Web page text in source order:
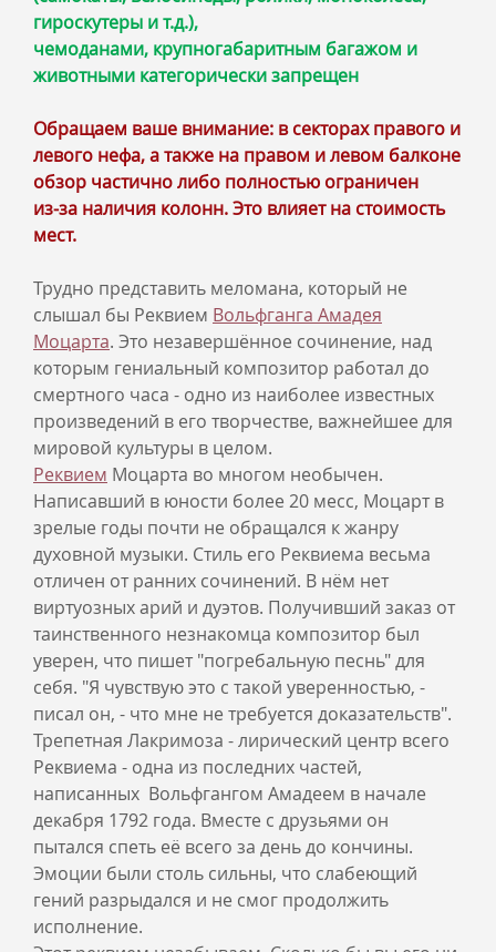
гироскутеры и т.д.),
чемоданами, крупногабаритным багажом и
животными категорически запрещен
Обращаем ваше внимание: в секторах правого и
левого нефа, а также на правом и левом балконе
обзор частично либо полностью ограничен
из‑за наличия колонн. Это влияет на стоимость
мест.
Трудно представить меломана, который не
слышал бы Реквием Вольфганга Амадея
Моцарта. Это незавершённое сочинение, над
которым гениальный композитор работал до
смертного часа - одно из наиболее известных
произведений в его творчестве, важнейшее для
мировой культуры в целом.
Реквием Моцарта во многом необычен.
Написавший в юности более 20 месс, Моцарт в
зрелые годы почти не обращался к жанру
духовной музыки. Стиль его Реквиема весьма
отличен от ранних сочинений. В нём нет
виртуозных арий и дуэтов. Получивший заказ от
таинственного незнакомца композитор был
уверен, что пишет "погребальную песнь" для
себя. "Я чувствую это с такой уверенностью, -
писал он, - что мне не требуется доказательств".
Трепетная Лакримоза - лирический центр всего
Реквиема - одна из последних частей,
написанных Вольфгангом Амадеем в начале
декабря 1792 года. Вместе с друзьями он
пытался спеть её всего за день до кончины.
Эмоции были столь сильны, что слабеющий
гений разрыдался и не смог продолжить
исполнение.